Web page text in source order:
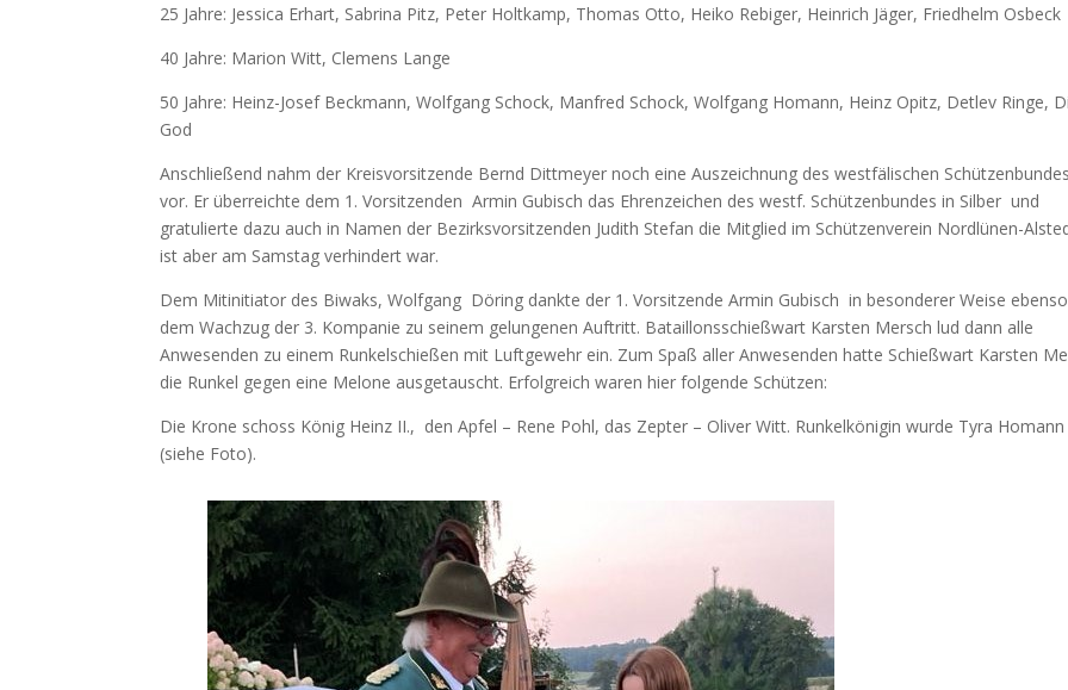
25 Jahre: Jessica Erhart, Sabrina Pitz, Peter Holtkamp, Thomas Otto, Heiko Rebiger, Heinrich Jäger, Friedhelm Osbeck
40 Jahre: Marion Witt, Clemens Lange
50 Jahre: Heinz-Josef Beckmann, Wolfgang Schock, Manfred Schock, Wolfgang Homann, Heinz Opitz, Detlev Ringe,
God
Anschließend nahm der Kreisvorsitzende Bernd Dittmeyer noch eine Auszeichnung des westfälischen Schützenbundes
vor. Er überreichte dem 1. Vorsitzenden Armin Gubisch das Ehrenzeichen des westf. Schützenbundes in Silber und
gratulierte dazu auch in Namen der Bezirksvorsitzenden Judith Stefan die Mitglied im Schützenverein Nordlünen-
ist aber am Samstag verhindert war.
Dem Mitinitiator des Biwaks, Wolfgang Döring dankte der 1. Vorsitzende Armin Gubisch in besonderer Weise
dem Wachzug der 3. Kompanie zu seinem gelungenen Auftritt. Bataillonsschießwart Karsten Mersch lud dann alle
Anwesenden zu einem Runkelschießen mit Luftgewehr ein. Zum Spaß aller Anwesenden hatte Schießwart Karsten
die Runkel gegen eine Melone ausgetauscht. Erfolgreich waren hier folgende Schützen:
Die Krone schoss König Heinz II., den Apfel – Rene Pohl, das Zepter – Oliver Witt. Runkelkönigin wurde Tyra Homann
(siehe Foto).